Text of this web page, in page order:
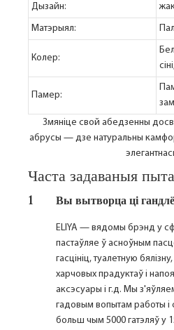
Дызайн:
Матэрыял:
Колер:
Памер:
Змяніце свой абедзенны
абрусы — дзе натуральны
Часта задаваныя
1 Вы вытворца ці
ELIYA — вядомы брэнд у
пастаўляе ў асноўным
гасцініц, туалетную
харчовых прадуктаў і
аксэсуары і г.д. Мы
гадовым вопытам работы і
больш чым 5000 гатэляў у